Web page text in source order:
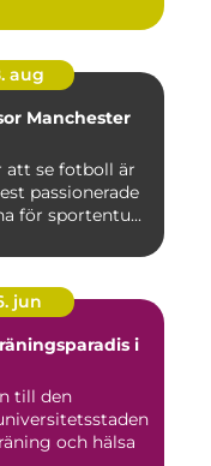
aug
Manchester
att se fotboll är
passionerade
för sportentu...
jun
i
till den
och hälsa